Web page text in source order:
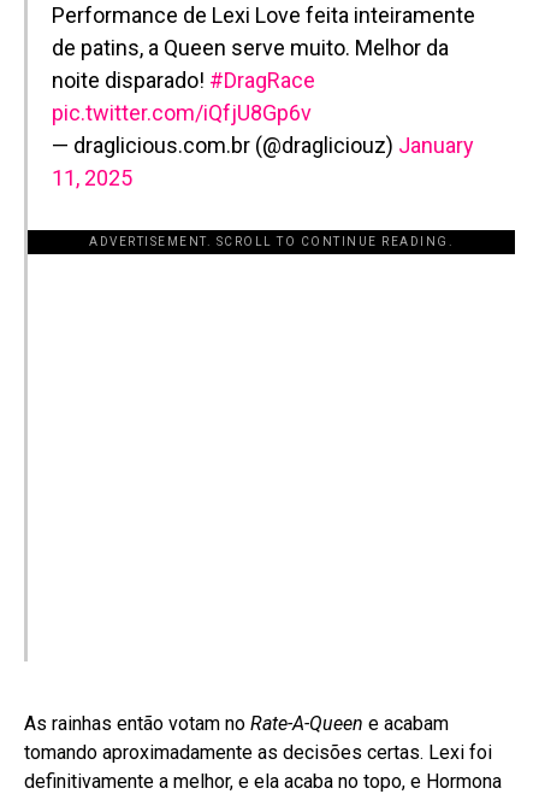
Performance de Lexi Love feita inteiramente
de patins, a Queen serve muito. Melhor da
noite disparado! #DragRace
pic.twitter.com/iQfjU8Gp6v
— draglicious.com.br (@dragliciouz) January
11, 2025
ADVERTISEMENT. SCROLL TO CONTINUE READING.
As rainhas então votam no Rate-A-Queen e acabam
tomando aproximadamente as decisões certas. Lexi foi
definitivamente a melhor, e ela acaba no topo, e Hormona